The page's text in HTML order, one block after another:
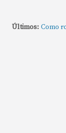
Últimos: Como